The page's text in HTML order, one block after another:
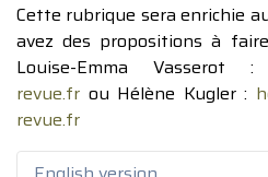
Cette rubrique sera enrichie
avez des propositions à
Louise-Emma Vasserot :
revue.fr ou Hélène Kugler :
revue.fr